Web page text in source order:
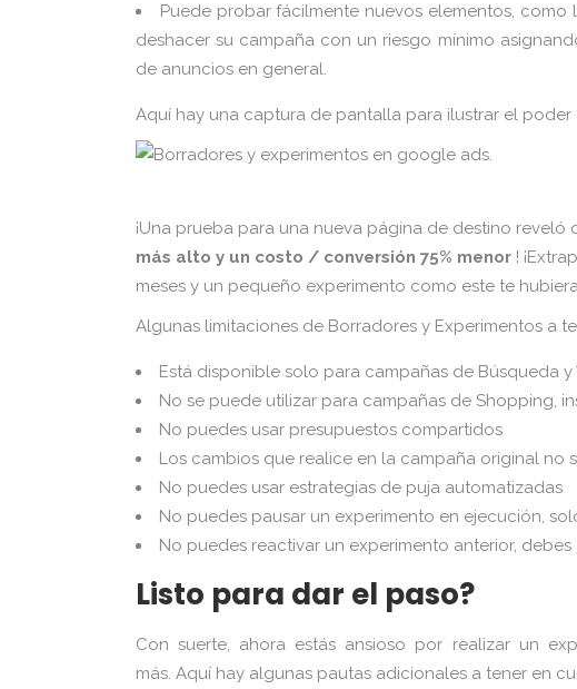
Puede probar fácilmente nuevos elementos,
deshacer su campaña con un riesgo mínimo
de anuncios en general.
Aquí hay una captura de pantalla para ilustrar el poder
¡Una prueba para una nueva página de destino reveló
más alto y un costo / conversión 75% menor !
meses y un pequeño experimento como este te
Algunas limitaciones de Borradores y Experimentos a
Está disponible solo para campañas de Búsqueda
No se puede utilizar para campañas de Shopping,
No puedes usar presupuestos compartidos
Los cambios que realice en la campaña original no
No puedes usar estrategias de puja automatizadas
No puedes pausar un experimento en ejecución,
No puedes reactivar un experimento anterior,
Listo para dar el paso?
Con suerte, ahora estás ansioso por realizar un
más. Aquí hay algunas pautas adicionales a tener en